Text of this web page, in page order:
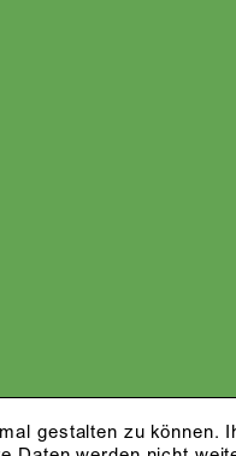
gestalten zu